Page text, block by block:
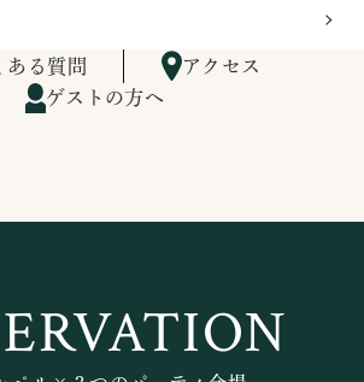
ある質問
アクセス
ゲストの方へ